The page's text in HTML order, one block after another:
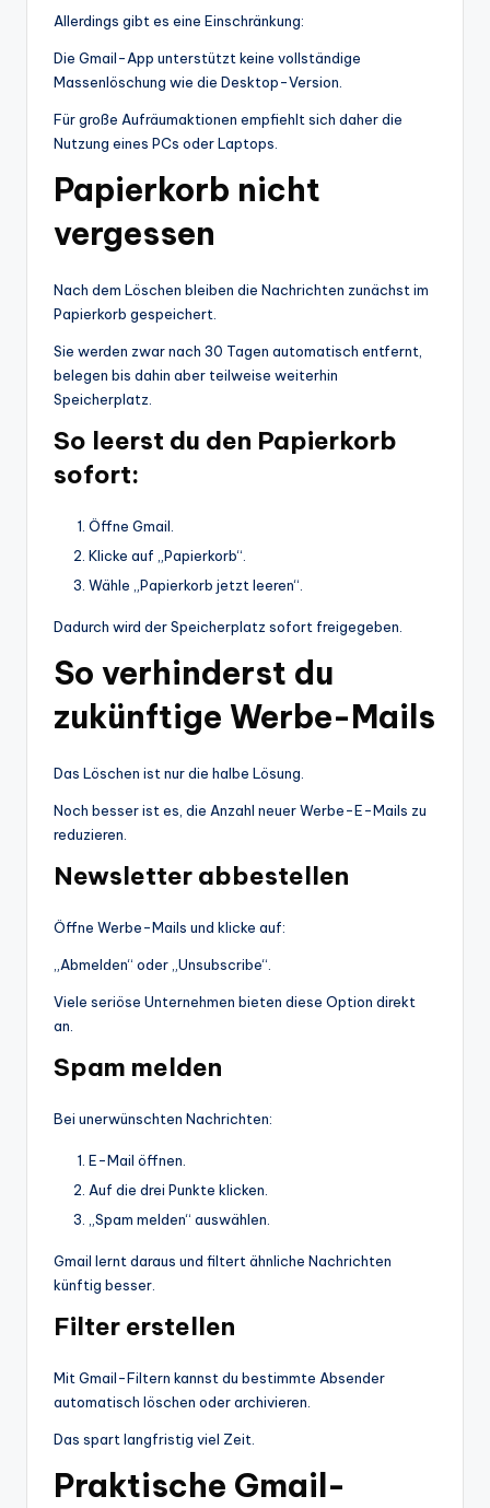
Allerdings gibt es eine Einschränkung:
Die Gmail-App unterstützt keine vollständige
Massenlöschung wie die Desktop-Version.
Für große Aufräumaktionen empfiehlt sich daher die
Nutzung eines PCs oder Laptops.
Papierkorb nicht
vergessen
Nach dem Löschen bleiben die Nachrichten zunächst im
Papierkorb gespeichert.
Sie werden zwar nach 30 Tagen automatisch entfernt,
belegen bis dahin aber teilweise weiterhin
Speicherplatz.
So leerst du den Papierkorb
sofort:
Öffne Gmail.
Klicke auf „Papierkorb“.
Wähle „Papierkorb jetzt leeren“.
Dadurch wird der Speicherplatz sofort freigegeben.
So verhinderst du
zukünftige Werbe-Mails
Das Löschen ist nur die halbe Lösung.
Noch besser ist es, die Anzahl neuer Werbe-E-Mails zu
reduzieren.
Newsletter abbestellen
Öffne Werbe-Mails und klicke auf:
„Abmelden“ oder „Unsubscribe“.
Viele seriöse Unternehmen bieten diese Option direkt
an.
Spam melden
Bei unerwünschten Nachrichten:
E-Mail öffnen.
Auf die drei Punkte klicken.
„Spam melden“ auswählen.
Gmail lernt daraus und filtert ähnliche Nachrichten
künftig besser.
Filter erstellen
Mit Gmail-Filtern kannst du bestimmte Absender
automatisch löschen oder archivieren.
Das spart langfristig viel Zeit.
Praktische Gmail-